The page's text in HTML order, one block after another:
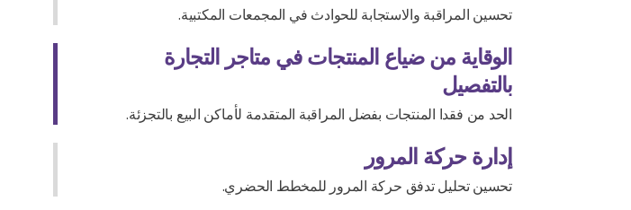
تحسين المراقبة والاستجابة للحوادث في المجمعات المكتبية.
الوقاية من ضياع المنتجات في متاجر التجارة
بالتفصيل
الحد من فقدا المنتجات بفضل المراقبة المتقدمة لأماكن البيع بالتجزئة.
إدارة حركة المرور
تحسين تحليل تدفق حركة المرور للمخطط الحضري.